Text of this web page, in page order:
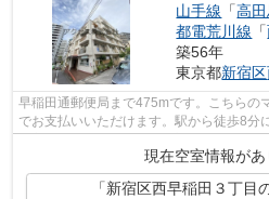
山手線 「高
都電荒川線 「
築56年
東京都新宿区
早稲田通郵便局まで475mです。こちらの
でお支払いいただけます。駅から徒歩8分
い方にオススメです。防犯対策の行き届い
現在空室情報があ
「新宿区西早稲田３丁目